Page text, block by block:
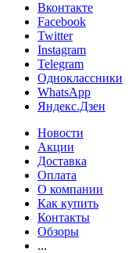
Вконтакте
Facebook
Twitter
Instagram
Telegram
Одноклассники
WhatsApp
Яндекс.Дзен
Новости
Акции
Доставка
Оплата
О компании
Как купить
Контакты
Обзоры
...